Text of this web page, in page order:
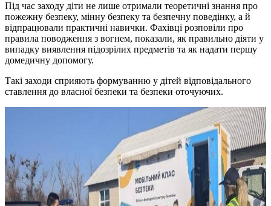
Під час заходу діти не лише отримали теоретичні знання про
пожежну безпеку, мінну безпеку та безпечну поведінку, а й
відпрацювали практичні навички. Фахівці розповіли про
правила поводження з вогнем, показали, як правильно діяти у
випадку виявлення підозрілих предметів та як надати першу
домедичну допомогу.
Такі заходи сприяють формуванню у дітей відповідального
ставлення до власної безпеки та безпеки оточуючих.